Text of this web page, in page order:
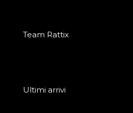
Team Rattix
Ultimi arrivi